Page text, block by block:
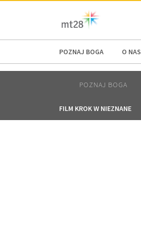
AFRICA
POZNAJ BOGA O NAS
POZNAJ BOGA
FILM KROK W NIEZNANE